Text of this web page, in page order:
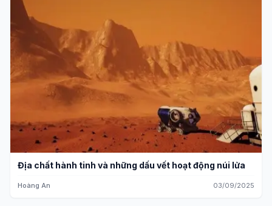
Địa chất hành tinh và những dấu vết hoạt động núi lửa
Hoàng An 03/09/2025